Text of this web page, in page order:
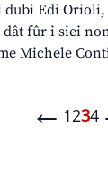
Edi Orioli,
fûr i siei
Michele
← 1234